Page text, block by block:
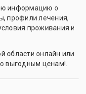
информацию о
профили лечения,
проживания и
области онлайн или
выгодным ценам!.